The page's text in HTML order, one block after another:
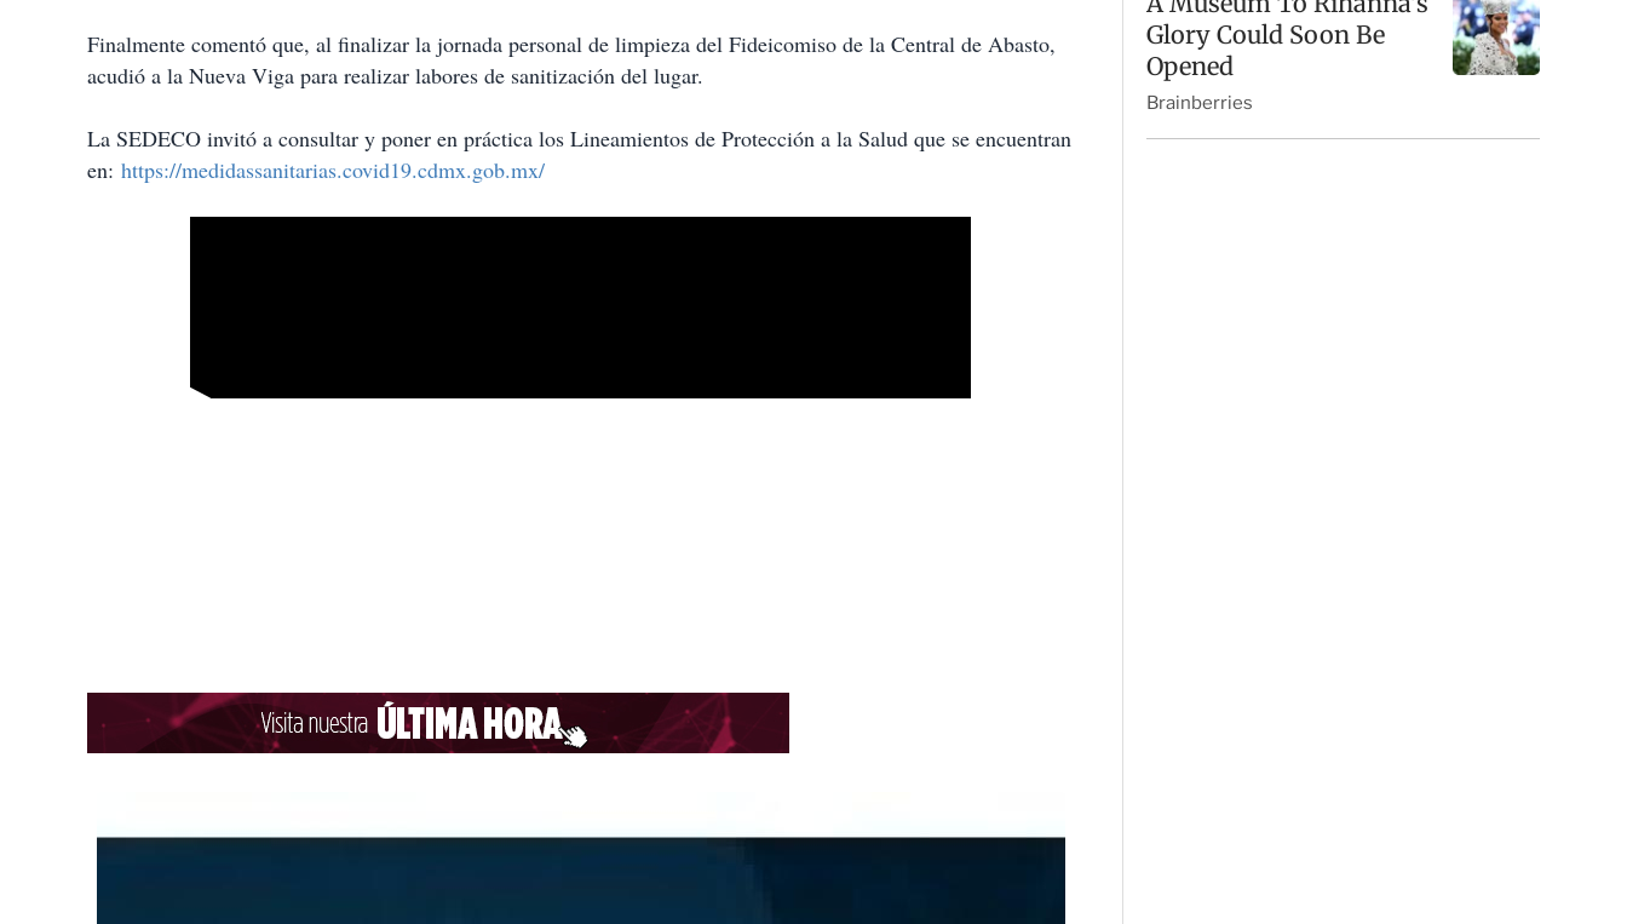
Finalmente comentó que, al finalizar la jornada personal de limpieza del Fideicomiso de la Central de Abasto,
acudió a la Nueva Viga para realizar labores de sanitización del lugar.
La SEDECO invitó a consultar y poner en práctica los Lineamientos de Protección a la Salud que se encuentran
en: https://medidassanitarias.covid19.cdmx.gob.mx/